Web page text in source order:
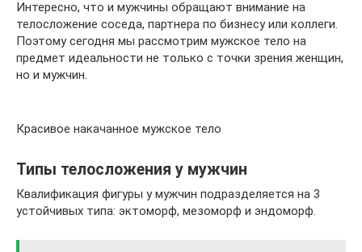
Интересно, что и мужчины обращают внимание на
телосложение соседа, партнера по бизнесу или коллеги.
Поэтому сегодня мы рассмотрим мужское тело на
предмет идеальности не только с точки зрения женщин,
но и мужчин.
Красивое накачанное мужское тело
Типы телосложения у мужчин
Квалификация фигуры у мужчин подразделяется на 3
устойчивых типа: эктоморф, мезоморф и эндоморф.